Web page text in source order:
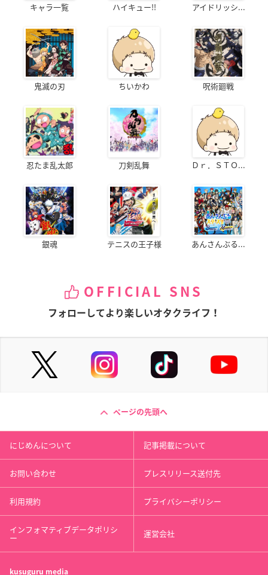
キャラ一覧 ハイキュー!! アイドリッシ...
鬼滅の刃 ちいかわ 呪術廻戦
忍たま乱太郎 刀剣乱舞 Ｄｒ．ＳＴＯ...
銀魂 テニスの王子様 あんさんぶる...
OFFICIAL SNS
フォローしてより楽しいオタクライフ！
ページの先頭へ
にじめんについて 記事掲載について
お問い合わせ プレスリリース送付先
利用規約 プライバシーポリシー
インフォマティブデータポリシ
ー 運営会社
kusuguru media